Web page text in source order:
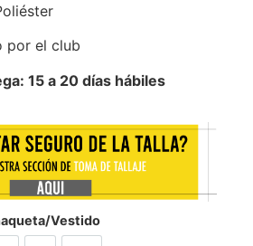
por el club
15 a 20 días hábiles
Vestido